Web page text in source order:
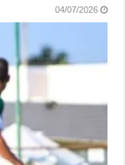
04/07/2026